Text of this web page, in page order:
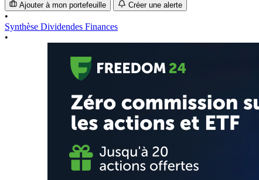
Ajouter à mon portefeuille Créer une alerte
•
Synthèse Dividendes Finances
•